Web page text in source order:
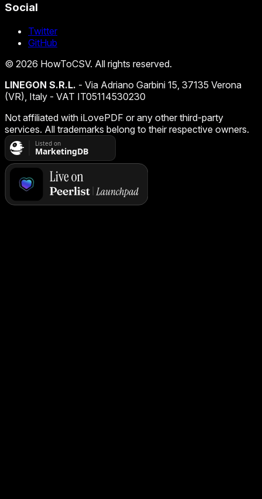
Social
Twitter
GitHub
© 2026 HowToCSV. All rights reserved.
LINEGON S.R.L. - Via Adriano Garbini 15, 37135 Verona
(VR), Italy - VAT IT05114530230
Not affiliated with iLovePDF or any other third-party
services. All trademarks belong to their respective owners.